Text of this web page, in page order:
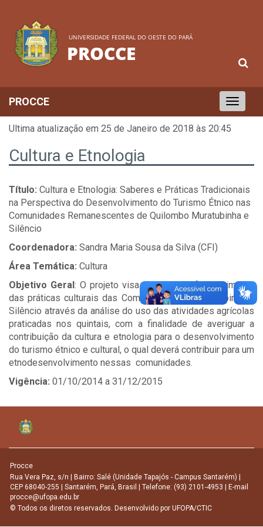
UNIVERSIDADE FEDERAL DO OESTE DO PARÁ
PROCCE
Toggle
navigation
PROCCE
Ultima atualização em 25 de Janeiro de 2018 às 20:45
Cultura e Etnologia
Título: Cultura e Etnologia: Saberes e Práticas Tradicionais
na Perspectiva do Desenvolvimento do Turismo Étnico nas
Comunidades Remanescentes de Quilombo Muratubinha e
Silêncio
Coordenadora: Sandra Maria Sousa da Silva (CFI)
Área Temática: Cultura
Objetivo Geral: O projeto visa incentivar o fortalecimento
das práticas culturais das Comunidades de Muratubinha e
Silêncio através da análise do uso das atividades agrícolas
praticadas nos quintais, com a finalidade de averiguar a
contribuição da cultura e etnologia para o desenvolvimento
do turismo étnico e cultural, o qual deverá contribuir para um
etnodesenvolvimento nessas comunidades.
Vigência: 01/10/2014 a 31/12/2015
Procce
Rua Vera Paz, s/n | Bairro: Salé (Unidade Tapajós - Campus Santarém) |
CEP 68040-255 | Santarém, Pará, Brasil | Telefone: (93) 2101-4953 | E-mail
procce@ufopa.edu.br
© Todos os diretos reservados. Desenvolvido por UFOPA/CTIC